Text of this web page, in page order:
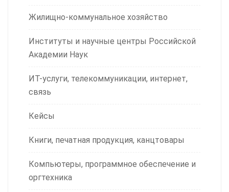
Жилищно-коммунальное хозяйство
Институты и научные центры Российской
Академии Наук
ИТ-услуги, телекоммуникации, интернет,
связь
Кейсы
Книги, печатная продукция, канцтовары
Компьютеры, программное обеспечение и
оргтехника